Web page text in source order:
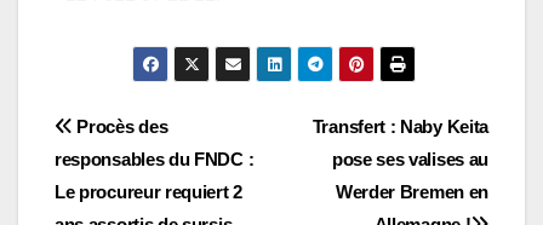
Navigation
de
Transfert : Naby Keita
pose ses valises au
Werder Bremen en
Procès des
responsables du FNDC :
Le procureur requiert 2